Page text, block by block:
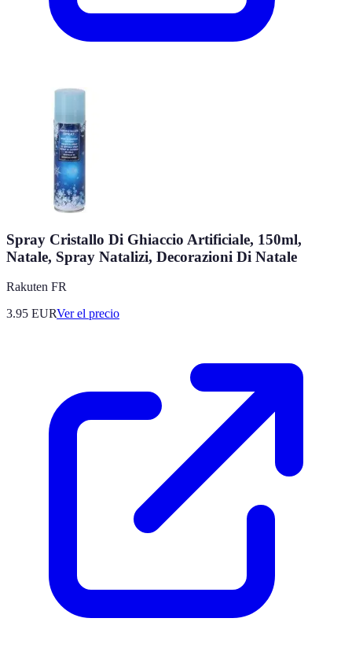
Spray Cristallo Di Ghiaccio Artificiale, 150ml,
Natale, Spray Natalizi, Decorazioni Di Natale
Rakuten FR
3.95 EURVer el precio